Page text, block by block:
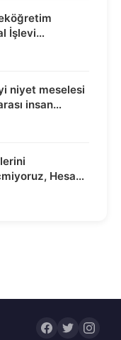
İşlevi
niyet meselesi
insan…
Hesap